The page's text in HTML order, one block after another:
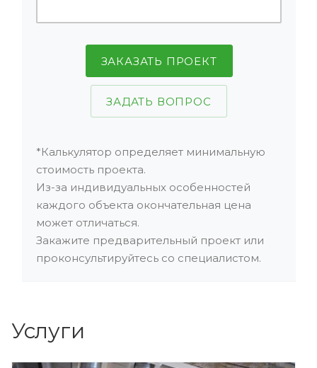
ЗАКАЗАТЬ ПРОЕКТ
ЗАДАТЬ ВОПРОС
*Калькулятор определяет минимальную
стоимость проекта.
Из-за индивидуальных особенностей
каждого объекта окончательная цена
может отличаться.
Закажите предварительный проект или
проконсультируйтесь со специалистом.
Услуги